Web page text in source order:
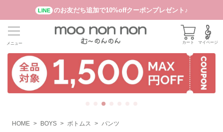
LINE のお友だち追加で10%offクーポンプレゼント♪
カート マイページ
メニュー
HOME BOYS ボトムス パンツ